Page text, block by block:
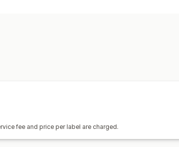
fee and price per label are charged.